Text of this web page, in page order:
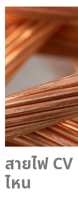
สายไฟ CV
ไหน